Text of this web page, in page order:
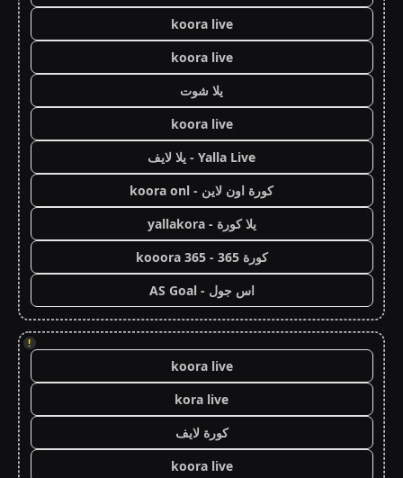
koora live
koora live
يلا شوت
koora live
Yalla Live - يلا لايف
كورة اون لاين - koora onl
يلا كورة - yallakora
كورة 365 - kooora 365
اس جول - AS Goal
!
koora live
kora live
كورة لايف
koora live